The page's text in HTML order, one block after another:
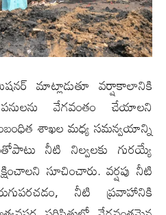
మాట్లాడుతూ వర్షాకాలానికి
పనులను వేగవంతం చేయాలని
శాఖల మధ్య సమన్వయాన్ని
నీటి నిల్వలకు గురయ్యే
సూచించారు. వర్షపు నీటి
నీటి ప్రవాహానికి